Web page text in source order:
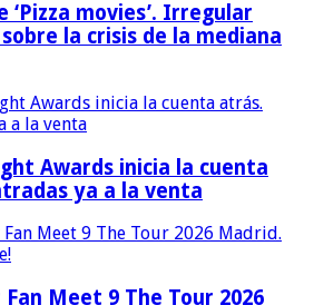
‘Pizza movies’. Irregular
la crisis de la mediana
Awards inicia la cuenta
ya a la venta
Meet 9 The Tour 2026